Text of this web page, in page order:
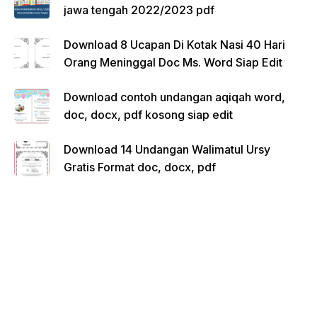
jawa tengah 2022/2023 pdf
Download 8 Ucapan Di Kotak Nasi 40 Hari
Orang Meninggal Doc Ms. Word Siap Edit
Download contoh undangan aqiqah word,
doc, docx, pdf kosong siap edit
Download 14 Undangan Walimatul Ursy
Gratis Format doc, docx, pdf